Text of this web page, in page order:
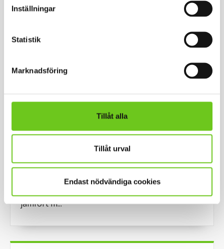
Inställningar
Statistik
Marknadsföring
Tillåt alla
Tillåt urval
Endast nödvändiga cookies
handlar om hälsa, miljö, teknik, utbildning eller
samhällsutveckling finns experter vid Högskolan
Kristianstad som kan bidra med förklaringar,
Det andra urvalet för höstens utbildningar är nu
612 studenter, en ökning med 11,2 procent
jämfört m...